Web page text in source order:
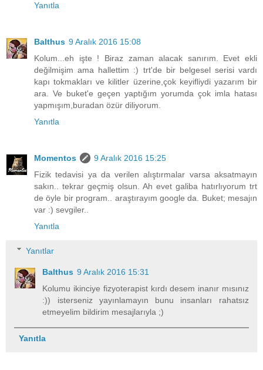
Yanıtla
Balthus 9 Aralık 2016 15:08
Kolum...eh işte ! Biraz zaman alacak sanırım. Evet ekli
değilmişim ama hallettim :) trt'de bir belgesel serisi vardı
kapı tokmakları ve kilitler üzerine,çok keyifliydi yazarım bir
ara. Ve buket'e geçen yaptığım yorumda çok imla hatası
yapmışım,buradan özür diliyorum.
Yanıtla
Momentos
9 Aralık 2016 15:25
Fizik tedavisi ya da verilen alıştırmalar varsa aksatmayın
sakın.. tekrar geçmiş olsun. Ah evet galiba hatırlıyorum trt
de öyle bir program.. araştırayım google da. Buket; mesajın
var :) sevgiler..
Yanıtla
Yanıtlar
Balthus 9 Aralık 2016 15:31
Kolumu ikinciye fizyoterapist kırdı desem inanır mısınız
:)) isterseniz yayınlamayın bunu insanları rahatsız
etmeyelim bildirim mesajlarıyla ;)
Yanıtla